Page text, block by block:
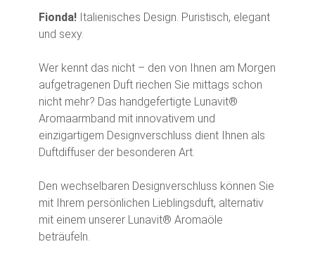
Fionda! Italienisches Design. Puristisch, elegant
und sexy.
Wer kennt das nicht – den von Ihnen am Morgen
aufgetragenen Duft riechen Sie mittags schon
nicht mehr? Das handgefertigte Lunavit®
Aromaarmband mit innovativem und
einzigartigem Designverschluss dient Ihnen als
Duftdiffuser der besonderen Art.
Den wechselbaren Designverschluss können Sie
mit Ihrem persönlichen Lieblingsduft, alternativ
mit einem unserer Lunavit® Aromaöle
beträufeln.